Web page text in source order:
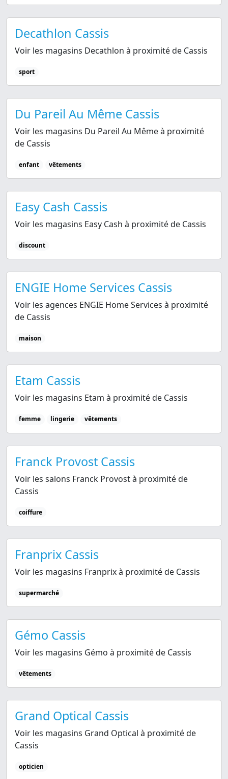
Decathlon Cassis
Voir les magasins Decathlon à proximité de Cassis
sport
Du Pareil Au Même Cassis
Voir les magasins Du Pareil Au Même à proximité
de Cassis
enfant vêtements
Easy Cash Cassis
Voir les magasins Easy Cash à proximité de Cassis
discount
ENGIE Home Services Cassis
Voir les agences ENGIE Home Services à proximité
de Cassis
maison
Etam Cassis
Voir les magasins Etam à proximité de Cassis
femme lingerie vêtements
Franck Provost Cassis
Voir les salons Franck Provost à proximité de
Cassis
coiffure
Franprix Cassis
Voir les magasins Franprix à proximité de Cassis
supermarché
Gémo Cassis
Voir les magasins Gémo à proximité de Cassis
vêtements
Grand Optical Cassis
Voir les magasins Grand Optical à proximité de
Cassis
opticien